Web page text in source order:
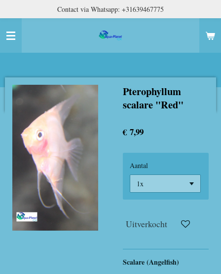
naar
hoofdinhoud
Contact via Whatsapp: +31639467775
Pterophyllum
scalare "Red"
€ 7,99
Aantal
Uitverkocht
Scalare (Angelfish)